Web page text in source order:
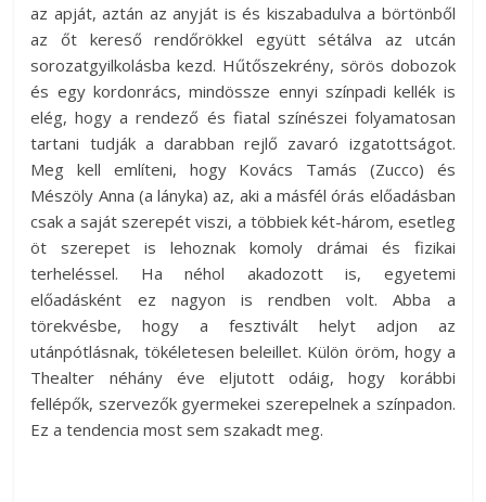
az apját, aztán az anyját is és kiszabadulva a börtönből
az őt kereső rendőrökkel együtt sétálva az utcán
sorozatgyilkolásba kezd. Hűtőszekrény, sörös dobozok
és egy kordonrács, mindössze ennyi színpadi kellék is
elég, hogy a rendező és fiatal színészei folyamatosan
tartani tudják a darabban rejlő zavaró izgatottságot.
Meg kell említeni, hogy Kovács Tamás (Zucco) és
Mészöly Anna (a lányka) az, aki a másfél órás előadásban
csak a saját szerepét viszi, a többiek két-három, esetleg
öt szerepet is lehoznak komoly drámai és fizikai
terheléssel. Ha néhol akadozott is, egyetemi
előadásként ez nagyon is rendben volt. Abba a
törekvésbe, hogy a fesztivált helyt adjon az
utánpótlásnak, tökéletesen beleillet. Külön öröm, hogy a
Thealter néhány éve eljutott odáig, hogy korábbi
fellépők, szervezők gyermekei szerepelnek a színpadon.
Ez a tendencia most sem szakadt meg.